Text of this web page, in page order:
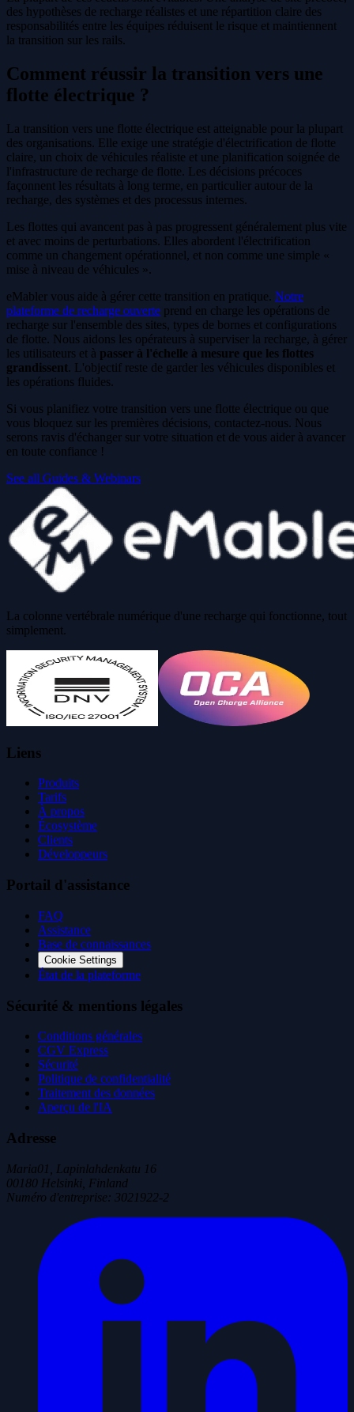
des hypothèses de recharge réalistes et une répartition claire des
responsabilités entre les équipes réduisent le risque et maintiennent
la transition sur les rails.
Comment réussir la transition vers une
flotte électrique ?
La transition vers une flotte électrique est atteignable pour la plupart
des organisations. Elle exige une stratégie d'électrification de flotte
claire, un choix de véhicules réaliste et une planification soignée de
l'infrastructure de recharge de flotte. Les décisions précoces
façonnent les résultats à long terme, en particulier autour de la
recharge, des systèmes et des processus internes.
Les flottes qui avancent pas à pas progressent généralement plus vite
et avec moins de perturbations. Elles abordent l'électrification
comme un changement opérationnel, et non comme une simple «
mise à niveau de véhicules ».
eMabler vous aide à gérer cette transition en pratique. Notre
plateforme de recharge ouverte prend en charge les opérations de
recharge sur l'ensemble des sites, types de bornes et configurations
de flotte. Nous aidons les opérateurs à superviser la recharge, à gérer
les utilisateurs et à passer à l'échelle à mesure que les flottes
grandissent. L'objectif reste de garder les véhicules disponibles et
les opérations fluides.
Si vous planifiez votre transition vers une flotte électrique ou que
vous bloquez sur les premières décisions, contactez-nous. Nous
serons ravis d'échanger sur votre situation et de vous aider à avancer
en toute confiance !
See all Guides & Webinars
La colonne vertébrale numérique d'une recharge qui fonctionne, tout
simplement.
Liens
Produits
Tarifs
À propos
Écosystème
Clients
Développeurs
Portail d'assistance
FAQ
Assistance
Base de connaissances
Cookie Settings
État de la plateforme
Sécurité & mentions légales
Conditions générales
CGV Express
Sécurité
Politique de confidentialité
Traitement des données
Aperçu de l'IA
Adresse
Maria01, Lapinlahdenkatu 16
00180 Helsinki, Finland
Numéro d'entreprise: 3021922-2